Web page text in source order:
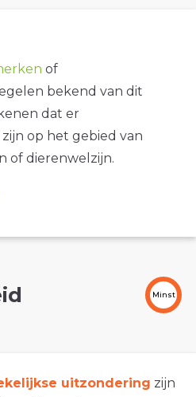
of
bekend van dit
dat er
op het gebied van
of dierenwelzijn.
Minst
uitzondering zijn